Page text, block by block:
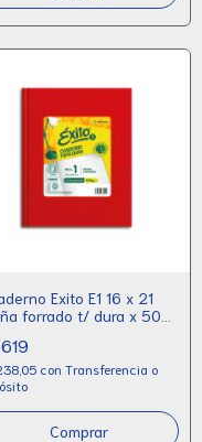
Exito E1 16 x 21
forrado t/ dura x 50
con Transferencia o
Comprar